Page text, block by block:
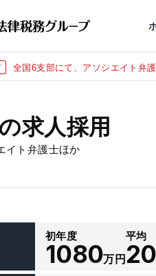
全国6支部にて、アソシエイト弁
求人採用
イト弁護士ほか
初年度
1080万円
平均